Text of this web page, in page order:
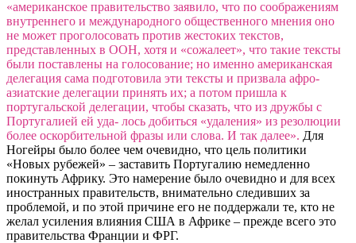
«американское правительство заявило, что по соображениям
внутреннего и международного общественного мнения оно
не может проголосовать против жестоких текстов,
представленных в ООН, хотя и «сожалеет», что такие тексты
были поставлены на голосование; но именно американская
делегация сама подготовила эти тексты и призвала афро-
азиатские делегации принять их; а потом пришла к
португальской делегации, чтобы сказать, что из дружбы с
Португалией ей уда- лось добиться «удаления» из резолюции
более оскорбительной фразы или слова. И так далее». Для
Ногейры было более чем очевидно, что цель политики
«Новых рубежей» – заставить Португалию немедленно
покинуть Африку. Это намерение было очевидно и для всех
иностранных правительств, внимательно следивших за
проблемой, и по этой причине его не поддержали те, кто не
желал усиления влияния США в Африке – прежде всего это
правительства Франции и ФРГ.